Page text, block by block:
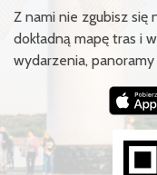
Z nami nie zgubisz się
dokładną mapę tras i
wydarzenia,